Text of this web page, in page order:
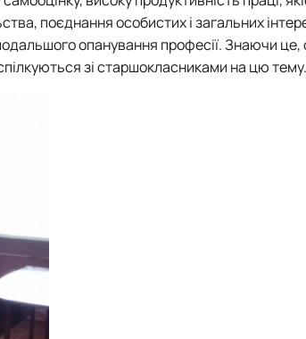
кластерів …
фак…
поєднання особистих і загальних
опанування професії. Знаючи це,
зі старшокласниками на цю тему.